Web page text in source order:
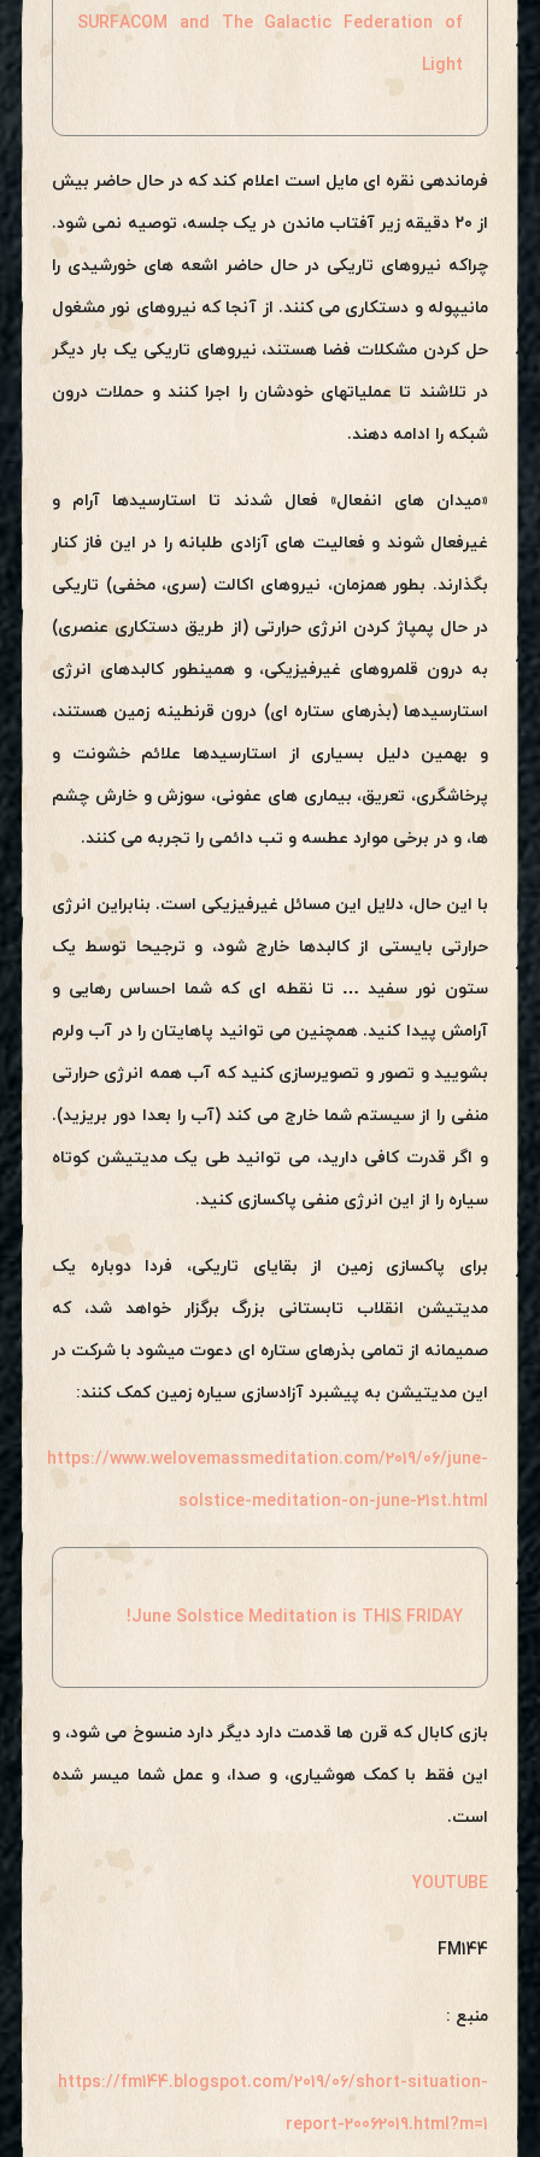
SURFACOM and The Galactic Federation of
Light
فرماندهی نقره ای مایل است اعلام کند که در حال حاضر بیش
از ۲۰ دقیقه زیر آفتاب ماندن در یک جلسه، توصیه نمی شود.
چراکه نیروهای تاریکی در حال حاضر اشعه های خورشیدی را
مانیپوله و دستکاری می کنند. از آنجا که نیروهای نور مشغول
حل کردن مشکلات فضا هستند، نیروهای تاریکی یک بار دیگر
در تلاشند تا عملیاتهای خودشان را اجرا کنند و حملات درون
شبکه را ادامه دهند.
«میدان های انفعال» فعال شدند تا استارسیدها آرام و
غیرفعال شوند و فعالیت های آزادی طلبانه را در این فاز کنار
بگذارند. بطور همزمان، نیروهای اکالت (سری، مخفی) تاریکی
در حال پمپاژ کردن انرژی حرارتی (از طریق دستکاری عنصری)
به درون قلمروهای غیرفیزیکی، و همینطور کالبدهای انرژی
استارسیدها (بذرهای ستاره ای) درون قرنطینه زمین هستند،
و بهمین دلیل بسیاری از استارسیدها علائم خشونت و
پرخاشگری، تعریق، بیماری های عفونی، سوزش و خارش چشم
ها، و در برخی موارد عطسه و تب دائمی را تجربه می کنند.
با این حال، دلایل این مسائل غیرفیزیکی است. بنابراین انرژی
حرارتی بایستی از کالبدها خارج شود، و ترجیحا توسط یک
ستون نور سفید … تا نقطه ای که شما احساس رهایی و
آرامش پیدا کنید. همچنین می توانید پاهایتان را در آب ولرم
بشویید و تصور و تصویرسازی کنید که آب همه انرژی حرارتی
منفی را از سیستم شما خارج می کند (آب را بعدا دور بریزید).
و اگر قدرت کافی دارید، می توانید طی یک مدیتیشن کوتاه
سیاره را از این انرژی منفی پاکسازی کنید.
برای پاکسازی زمین از بقایای تاریکی، فردا دوباره یک
مدیتیشن انقلاب تابستانی بزرگ برگزار خواهد شد، که
صمیمانه از تمامی بذرهای ستاره ای دعوت میشود با شرکت در
این مدیتیشن به پیشبرد آزادسازی سیاره زمین کمک کنند:
https://www.welovemassmeditation.com/2019/06/june-
solstice-meditation-on-june-21st.html
June Solstice Meditation is THIS FRIDAY!
بازی کابال که قرن ها قدمت دارد دیگر دارد منسوخ می شود، و
این فقط با کمک هوشیاری، و صدا، و عمل شما میسر شده
است.
YOUTUBE
FM144
منبع :
https://fm144.blogspot.com/2019/06/short-situation-
report-20062019.html?m=1